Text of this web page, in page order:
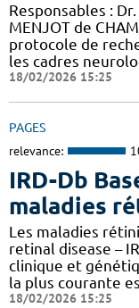
Responsables :
MENJOT de
protocole de
les cadres
18/02/2026 15:25
PAGES
relevance:
IRD-Db
maladies
Les maladies
retinal disease –
clinique et
la plus courante
18/02/2026 15:25